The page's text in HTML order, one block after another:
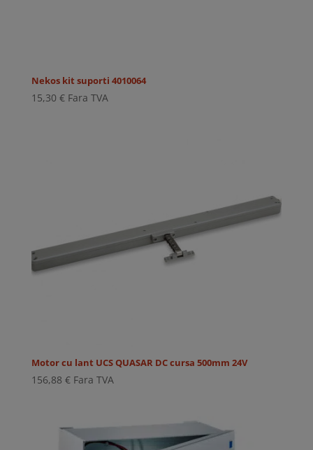
Nekos kit suporti 4010064
15,30 € Fara TVA
Motor cu lant UCS QUASAR DC cursa 500mm 24V
156,88 € Fara TVA